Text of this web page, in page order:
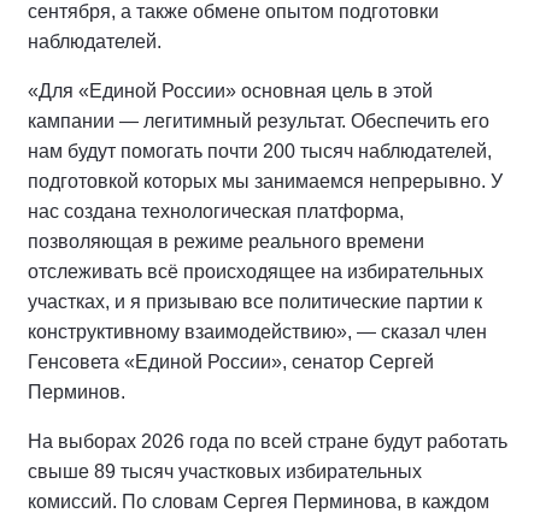
сентября, а также обмене опытом подготовки
наблюдателей.
«Для «Единой России» основная цель в этой
кампании — легитимный результат. Обеспечить его
нам будут помогать почти 200 тысяч наблюдателей,
подготовкой которых мы занимаемся непрерывно. У
нас создана технологическая платформа,
позволяющая в режиме реального времени
отслеживать всё происходящее на избирательных
участках, и я призываю все политические партии к
конструктивному взаимодействию», — сказал член
Генсовета «Единой России», сенатор Сергей
Перминов.
На выборах 2026 года по всей стране будут работать
свыше 89 тысяч участковых избирательных
комиссий. По словам Сергея Перминова, в каждом